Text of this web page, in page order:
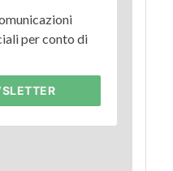
per conto di